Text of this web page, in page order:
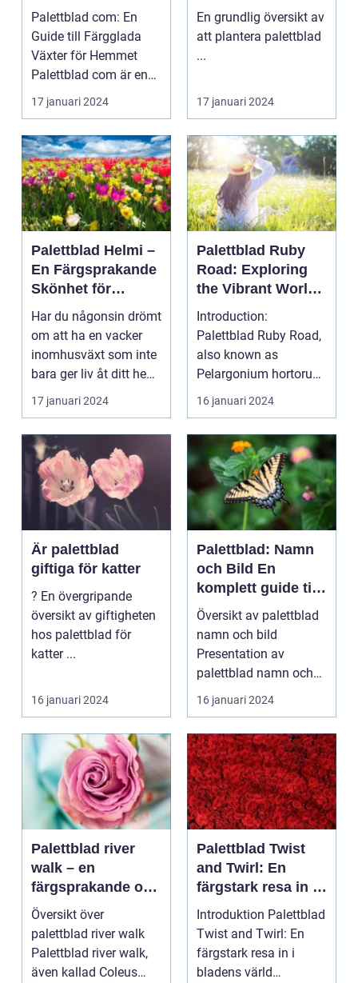
för Hemmet
Palettblad com: En
Guide till Färgglada
Växter för Hemmet
Palettblad com är en
webbplats som
specia...
17 januari 2024
presentation
En grundlig översikt av
att plantera palettblad
...
17 januari 2024
Palettblad Helmi –
En Färgsprakande
Skönhet för
Hemmet
Har du någonsin drömt
om att ha en vacker
inomhusväxt som inte
bara ger liv åt ditt hem,
utan också ...
17 januari 2024
Palettblad Ruby
Road: Exploring
the Vibrant World
of This Striking
Plant
Introduction:
Palettblad Ruby Road,
also known as
Pelargonium hortorum
Ruby Road, is a
captivating ...
16 januari 2024
Är palettblad
giftiga för katter
? En övergripande
översikt av giftigheten
hos palettblad för
katter ...
16 januari 2024
Palettblad: Namn
och Bild En
komplett guide till
variationer och val
Översikt av palettblad
namn och bild
Presentation av
palettblad namn och
16 januari 2024
Palettblad river
walk – en
färgsprakande och
populär
trädgårdsväxt
Översikt över
palettblad river walk
Palettblad river walk,
även kallad Coleus
Palettblad Twist
and Twirl: En
färgstark resa in i
bladens värld
Introduktion Palettblad
Twist and Twirl: En
färgstark resa in i
bladens värld